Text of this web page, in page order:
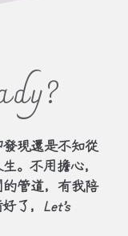
現還是不知從
。不用擔心，
管道，有我陪
了， Let’s